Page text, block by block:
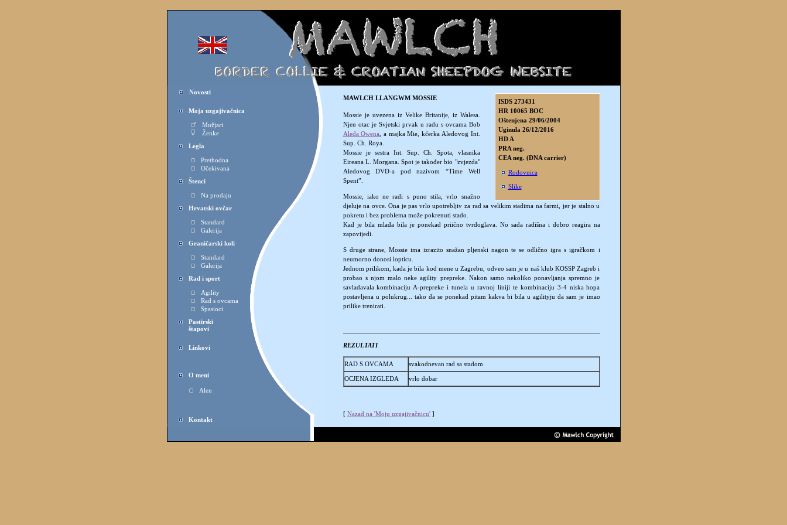
Novosti
Moja uzgajivačnica
Mužjaci
Ženke
Legla
Prethodna
Očekivana
Štenci
Na prodaju
Hrvatski ovčar
Standard
Galerija
Graničarski koli
Standard
Galerija
Rad i sport
Agility
Rad s ovcama
Spasioci
Pastirski
štapovi
Linkovi
O meni
Alen
Kontakt
ISDS 273431
HR 10065 BOC
Oštenjena 29/06/2004
Uginula 26/12/2016
HD A
PRA neg.
CEA neg. (DNA carrier)
Rodovnica
Slike
MAWLCH LLANGWM MOSSIE
Mossie je uvezena iz Velike Britanije, iz Walesa.
Njen otac je Svjetski prvak u radu s ovcama Bob
Aleda Owena
, a majka Mie, kćerka Aledovog Int.
Sup. Ch. Roya.
Mossie je sestra Int. Sup. Ch. Spota, vlasnika
Eireana L. Morgana. Spot je također bio "zvjezda"
Aledovog DVD-a pod nazivom “Time Well
Spent”.
Mossie, iako ne radi s puno stila, vrlo snažno
djeluje na ovce. Ona je pas vrlo upotrebljiv za rad sa velikim stadima na farmi, jer je stalno u
pokretu i bez problema može pokrenuti stado.
Kad je bila mlađa bila je ponekad priično tvrdoglava. No sada radišna i dobro reagira na
zapovijedi.
S druge strane, Mossie ima izrazito snažan pljenski nagon te se odlično igra s igračkom i
neumorno donosi lopticu.
Jednom prilikom, kada je bila kod mene u Zagrebu, odveo sam je u naš klub KOSSP Zagreb i
probao s njom malo neke agility prepreke. Nakon samo nekoliko ponavljanja spremno je
savladavala kombinaciju A-prepreke i tunela u ravnoj liniji te kombinaciju 3-4 niska hopa
postavljena u polukrug... tako da se ponekad pitam kakva bi bila u agilityju da sam je imao
prilike trenirati.
REZULTATI
RAD S OVCAMA svakodnevan rad sa stadom
OCJENA IZGLEDA vrlo dobar
[ Nazad na 'Moju uzgajivačnicu']